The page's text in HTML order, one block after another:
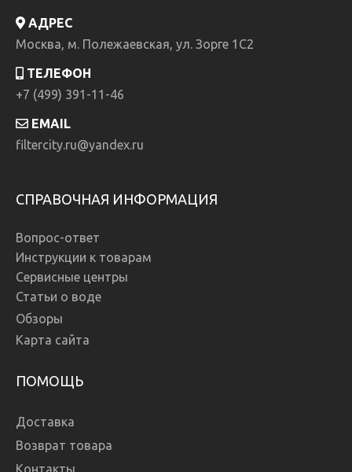
АДРЕС
Москва, м. Полежаевская, ул. Зорге 1C2
ТЕЛЕФОН
+7 (499) 391-11-46
EMAIL
filtercity.ru@yandex.ru
СПРАВОЧНАЯ ИНФОРМАЦИЯ
Вопрос-ответ
Инструкции к товарам
Сервисные центры
Статьи о воде
Обзоры
Карта сайта
ПОМОЩЬ
Доставка
Возврат товара
Контакты